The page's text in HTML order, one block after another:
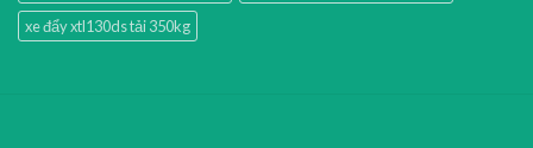
xe đẩy xtl130ds tải 350kg